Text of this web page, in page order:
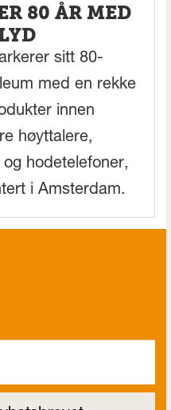
80 ÅR MED
sitt 80-
med en rekke
innen
høyttalere,
hodetelefoner,
i Amsterdam.